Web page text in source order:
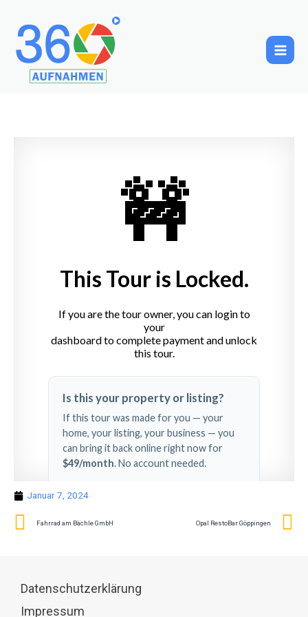
Januar 7, 2024
Fahrrad am Bächle GmbH Opal RestoBar Göppingen
Datenschutzerklärung
Impressum